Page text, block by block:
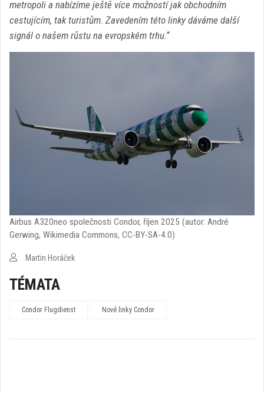
metropoli a nabízíme ještě více možností jak obchodním
cestujícím, tak turistům. Zavedením této linky dáváme další
signál o našem růstu na evropském trhu.“
Airbus A320neo společnosti Condor, říjen 2025 (autor: André
Gerwing, Wikimedia Commons, CC-BY-SA-4.0)
Martin Horáček
TÉMATA
Condor Flugdienst Nové linky Condor